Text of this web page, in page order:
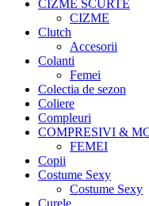
CIZME SCURTE
CIZME
Clutch
Accesorii
Colanti
Femei
Colectia de sezon
Coliere
Compleuri
COMPRESIVI &
FEMEI
Copii
Costume Sexy
Costume Sexy
Curele